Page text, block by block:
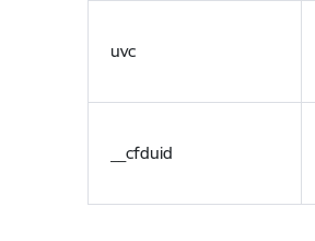
uvc
__cfduid